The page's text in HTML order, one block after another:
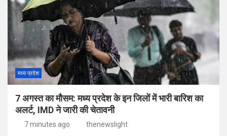
मध्य प्रदेश
7 अगस्त का मौसम: मध्य प्रदेश के इन जिलों में भारी बारिश का
अलर्ट, IMD ने जारी की चेतावनी
7 minutes ago thenewslight